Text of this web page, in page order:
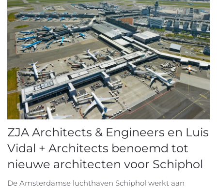
ZJA Architects & Engineers en Luis
Vidal + Architects benoemd tot
nieuwe architecten voor Schiphol
De Amsterdamse luchthaven Schiphol werkt aan